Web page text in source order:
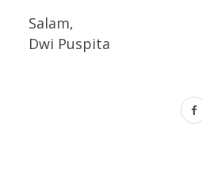
Salam,
Dwi Puspita